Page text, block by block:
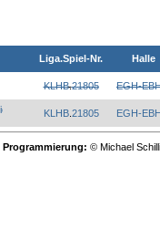
Liga.Spiel-Nr. Halle
KLHB.21805 EGH-
KLHB. 21805 EGH-
Programmierung: © Michael